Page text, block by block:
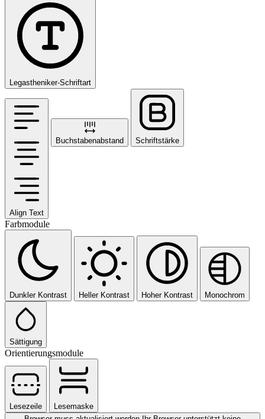
Legastheniker-Schriftart
Align Text
Buchstabenabstand Schriftstärke
Farbmodule
Dunkler Kontrast Heller Kontrast Hoher Kontrast Monochrom
Sättigung
Orientierungsmodule
Lesezeile
Lesemaske